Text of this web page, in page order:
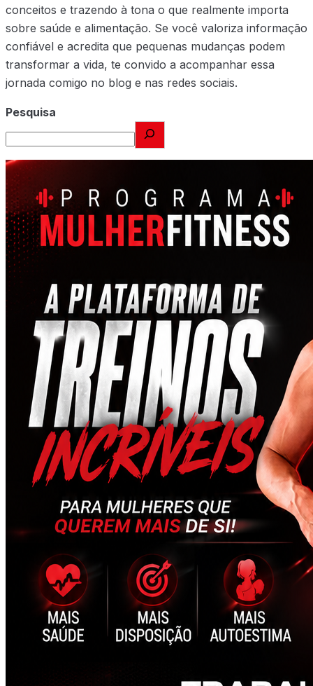
conceitos e trazendo à tona o que realmente importa
sobre saúde e alimentação. Se você valoriza informação
confiável e acredita que pequenas mudanças podem
transformar a vida, te convido a acompanhar essa
jornada comigo no blog e nas redes sociais.
Pesquisa